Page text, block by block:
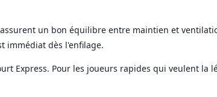
un bon équilibre entre maintien et
immédiat dès l'enfilage.
Express. Pour les joueurs rapides qui veulent la